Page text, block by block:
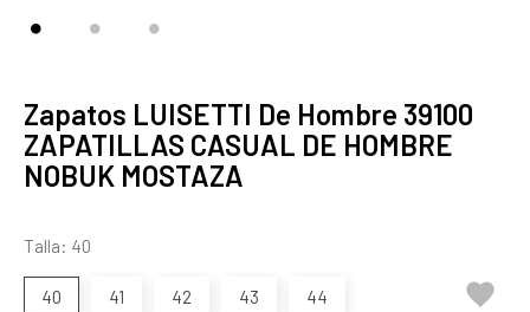
Zapatos LUISETTI De Hombre 39100
ZAPATILLAS CASUAL DE HOMBRE
NOBUK MOSTAZA
Talla: 40
40 41 42 43 44 